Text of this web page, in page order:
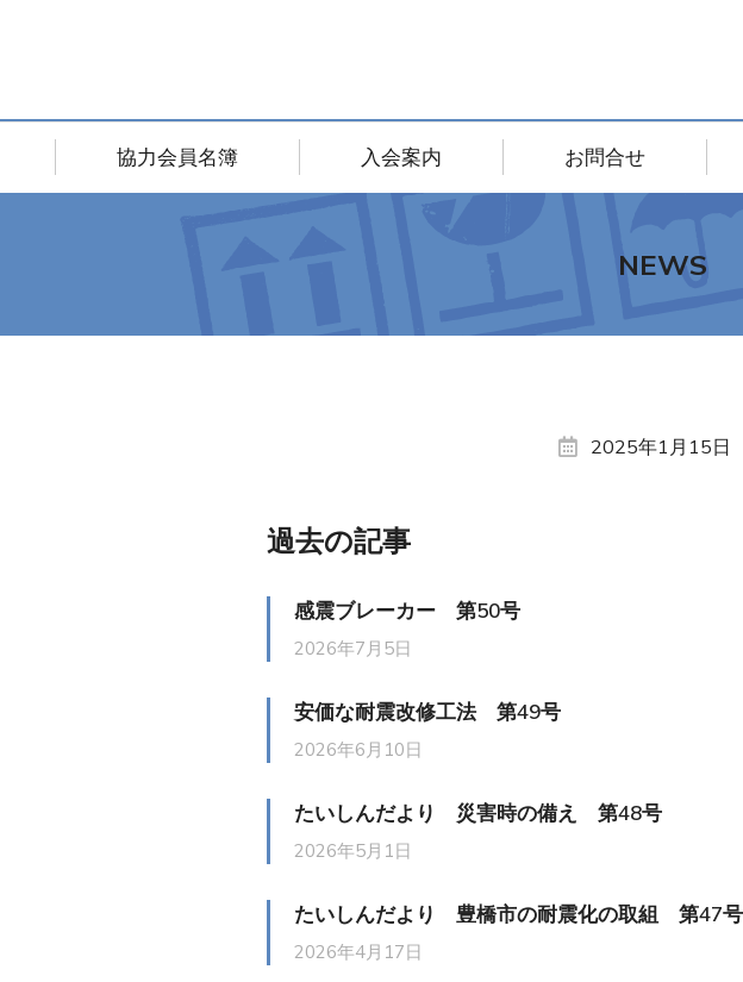
協力会員名簿 入会案内 お問合せ
NEWS
2025年1月15日
過去の記事
感震ブレーカー 第50号
2026年7月5日
安価な耐震改修工法 第49号
2026年6月10日
たいしんだより 災害時の備え 第48号
2026年5月1日
たいしんだより 豊橋市の耐震化の取組 第47号
2026年4月17日